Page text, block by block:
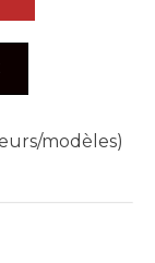
modèles)